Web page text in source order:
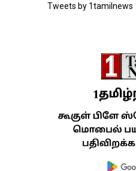
Tweets by 1tamilnews